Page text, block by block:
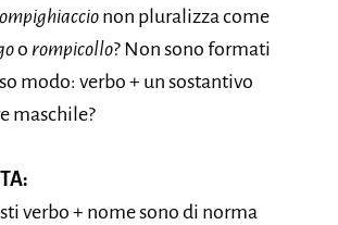
non pluralizza come
o rompicollo? Non sono formati
modo: verbo + un sostantivo
maschile?
verbo + nome sono di norma